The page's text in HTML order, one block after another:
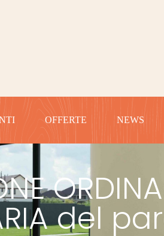
OFFERTE NEWS
del